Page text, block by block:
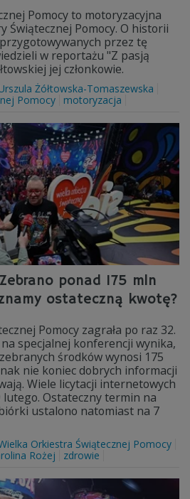
Pomocy to motoryzacyjna
Świątecznej Pomocy. O historii
przez tę
w reportażu "Z pasją
jej członkowie.
Żółtowska-Tomaszewska
Pomocy
motoryzacja
ponad 175 mln
ostateczną kwotę?
Pomocy zagrała po raz 32.
specjalnej konferencji wynika,
środków wynosi 175
nie koniec dobrych informacji
Wiele licytacji internetowych
lutego. Ostateczny termin na
ustalono natomiast na 7
Orkiestra Świątecznej Pomocy
Rożej zdrowie